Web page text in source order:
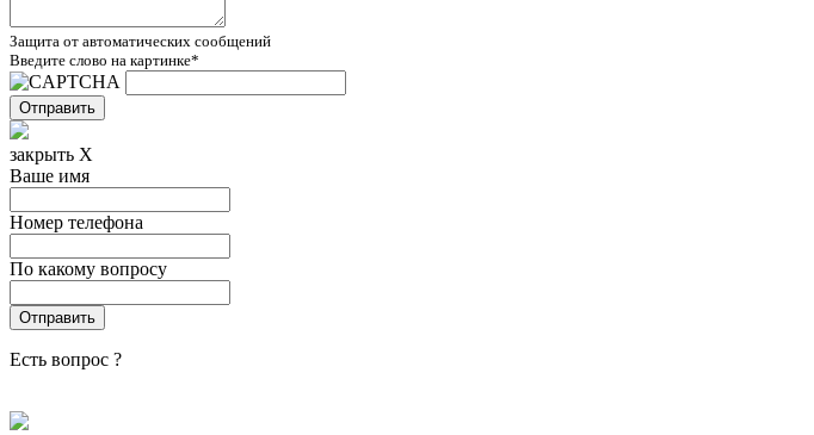
Защита от автоматических сообщений
Введите слово на картинке*
закрыть X
Ваше имя
Номер телефона
По какому вопросу
Есть вопрос ?